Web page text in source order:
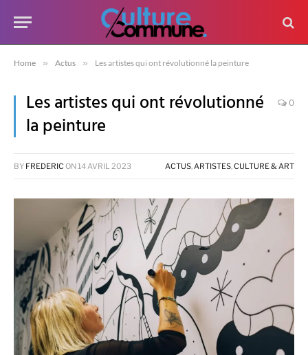
Home » Actus » Les artistes qui ont révolutionné la peinture
Les artistes qui ont révolutionné
la peinture
0
BY FREDERIC ON 14 AVRIL 2023 ACTUS,ARTISTES,CULTURE & ART